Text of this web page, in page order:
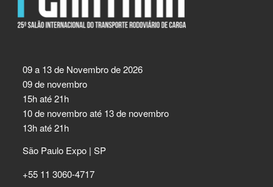
09 a 13 de Novembro de 2026
09 de novembro
15h até 21h
10 de novembro até 13 de novembro
13h até 21h
São Paulo Expo | SP
+55 11 3060-4717